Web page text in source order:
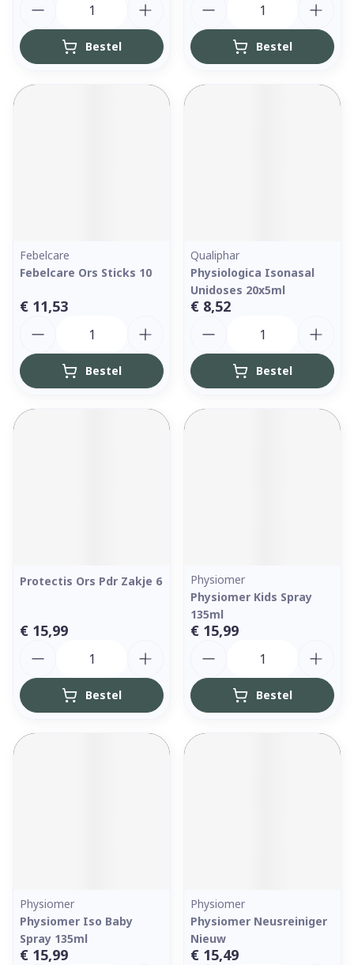
Bestel Bestel
Febelcare
Febelcare Ors Sticks 10
€ 11,53
Bestel
Qualiphar
Physiologica Isonasal
Unidoses 20x5ml
€ 8,52
Bestel
Protectis Ors Pdr Zakje 6
€ 15,99
Bestel
Physiomer
Physiomer Kids Spray
135ml
€ 15,99
Bestel
Physiomer
Physiomer Iso Baby
Spray 135ml
€ 15,99
Physiomer
Physiomer Neusreiniger
Nieuw
€ 15,49